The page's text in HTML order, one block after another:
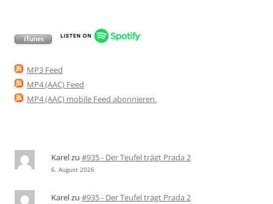
MP3 Feed
MP4 (AAC) Feed
MP4 (AAC) mobile Feed abonnieren.
Karelzu #935 - Der Teufel trägt Prada 2
6. August 2026
Karelzu #935 - Der Teufel trägt Prada 2